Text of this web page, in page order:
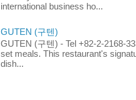
international business ho...
GUTEN (구텐)
GUTEN (구텐) - Tel +82-2-2168-
set meals. This restaurant's
dish...